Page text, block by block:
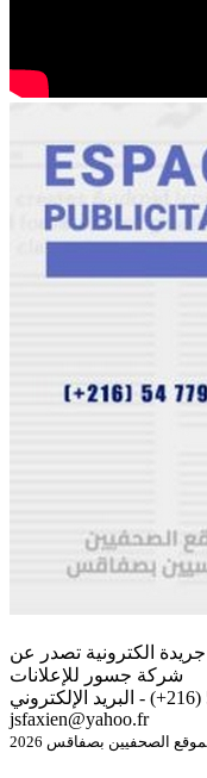
الكترونية تصدر عن
شركة جسور للإعلانات
للإتصال أو نشر الردود الهاتف 54779966 (216+) - البريد الإلكتروني
jsfaxien@yahoo.fr
الصحفيين بصفاقس 2026